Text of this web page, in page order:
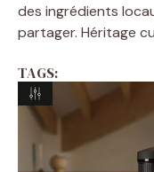
des ingrédients
partager. Héritage
TAGS: